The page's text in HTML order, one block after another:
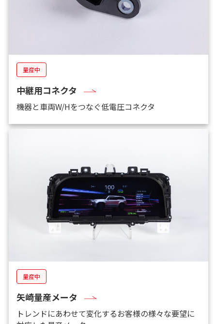
量産中
中継用コネクタ
機器と車両W/Hをつなぐ低電圧コネクタ
量産中
矢崎量産メータ
トレンドにあわせて変化するお客様の様々な要望に